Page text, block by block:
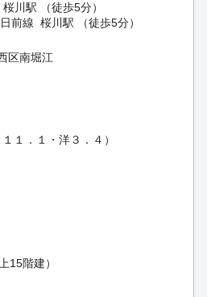
桜川駅 （徒歩5分）
前線 桜川駅 （徒歩5分）
区南堀江
１．１・洋３．４）
15階建）